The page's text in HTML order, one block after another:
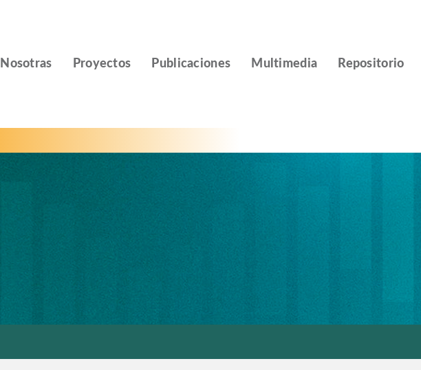
Nosotras Proyectos Publicaciones Multimedia Repositorio